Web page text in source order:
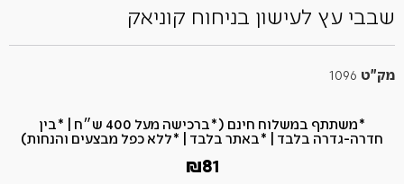
שבבי עץ לעישון בניחוח קוניאק
מק"ט
*משתתף במשלוח חינם (*ברכישה מעל 400 ש״ח​ | *בין
חדרה-גדרה בלבד | *באתר בלבד | *ללא כפל מבצעים והנחות)
₪81